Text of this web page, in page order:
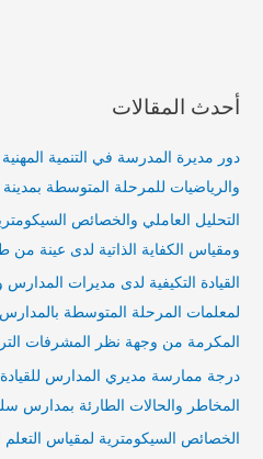
أحدث المقالات
دور مديرة المدرسة في التنمية
والرياضيات للمرحلة المتوسطة
التحليل العاملي والخصائص
ومقياس الكفاية الذاتية لدى عينة
القيادة التكيفية لدى مديرات المدارس
لمعلمات المرحلة المتوسطة
المكرمة من وجهة نظر المشرفات
درجة ممارسة مديري المدارس للقيادة
المخاطر والحالات الطارئة بمدارس
الخصائص السيكومترية لمقياس التعلم